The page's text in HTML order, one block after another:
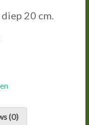
20 cm.
(0)